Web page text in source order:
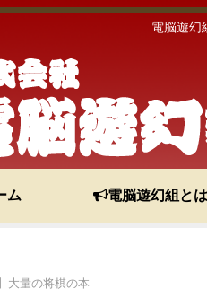
電脳遊幻
ム 電脳遊幻組とは
大量の将棋の本